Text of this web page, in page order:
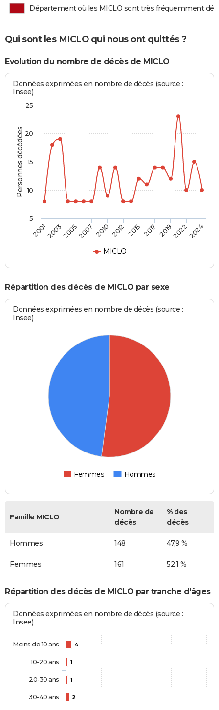
Département où les MICLO sont très fréquemment
Qui sont les MICLO qui nous ont quittés ?
Evolution du nombre de décès de MICLO
Personnes décédées
Données exprimées en nombre de décès (source :
Insee)
MICLO
2001200320052007 2010 2012 2015 2017 201920222024
5
10
15
20
25
Répartition des décès de MICLO par sexe
Données exprimées en nombre de décès (source :
Insee)
Femmes Hommes
Famille MICLO
Nombre de
décès
% des
décès
Hommes 148 47,9 %
Femmes 161 52,1 %
Répartition des décès de MICLO par tranche d'âges
Données exprimées en nombre de décès (source :
Insee)
4
1
1
2
Moins de 10 ans
10-20 ans
20-30 ans
30-40 ans